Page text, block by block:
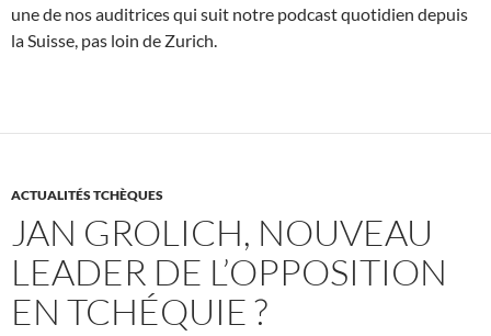
une de nos auditrices qui suit notre podcast quotidien depuis
la Suisse, pas loin de Zurich.
ACTUALITÉS TCHÈQUES
JAN GROLICH, NOUVEAU
LEADER DE L’OPPOSITION
EN TCHÉQUIE ?